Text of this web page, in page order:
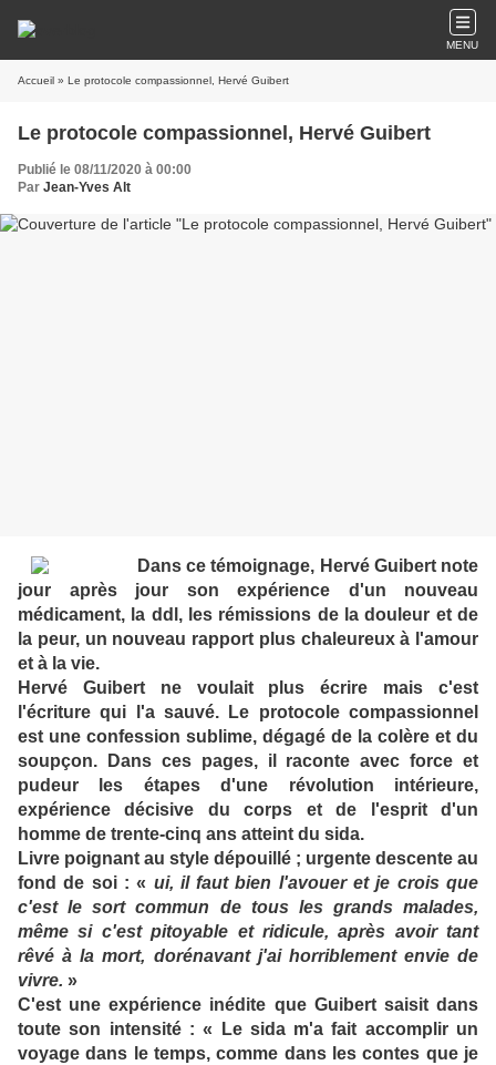
MENU
Accueil » Le protocole compassionnel, Hervé Guibert
Le protocole compassionnel, Hervé Guibert
Publié le 08/11/2020 à 00:00
Par Jean-Yves Alt
Dans ce témoignage, Hervé Guibert note
jour après jour son expérience d'un nouveau
médicament, la ddl, les rémissions de la douleur et de
la peur, un nouveau rapport plus chaleureux à l'amour
et à la vie.
Hervé Guibert ne voulait plus écrire mais c'est
l'écriture qui l'a sauvé. Le protocole compassionnel
est une confession sublime, dégagé de la colère et du
soupçon. Dans ces pages, il raconte avec force et
pudeur les étapes d'une révolution intérieure,
expérience décisive du corps et de l'esprit d'un
homme de trente-cinq ans atteint du sida.
Livre poignant au style dépouillé ; urgente descente au
fond de soi : « ui, il faut bien l'avouer et je crois que
c'est le sort commun de tous les grands malades,
même si c'est pitoyable et ridicule, après avoir tant
rêvé à la mort, dorénavant j'ai horriblement envie de
vivre. »
C'est une expérience inédite que Guibert saisit dans
toute son intensité : « Le sida m'a fait accomplir un
voyage dans le temps, comme dans les contes que je